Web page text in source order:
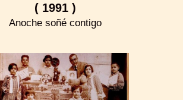
( 1991 )
Anoche soñé contigo